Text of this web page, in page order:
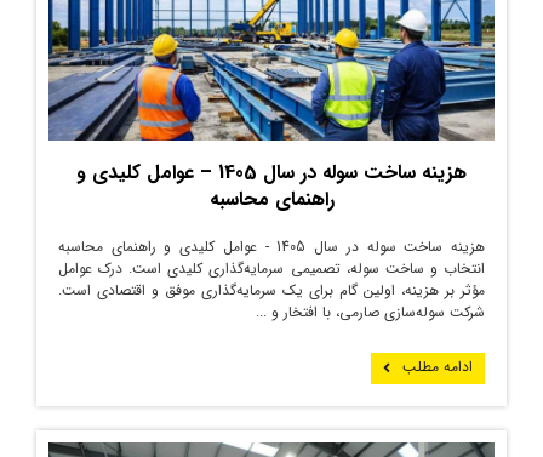
هزینه ساخت سوله در سال 1405 – عوامل کلیدی و
راهنمای محاسبه
هزینه ساخت سوله در سال 1405 - عوامل کلیدی و راهنمای محاسبه
انتخاب و ساخت سوله، تصمیمی سرمایه‌گذاری کلیدی است. درک عوامل
مؤثر بر هزینه، اولین گام برای یک سرمایه‌گذاری موفق و اقتصادی است.
شرکت سوله‌سازی صارمی، با افتخار و ...
ادامه مطلب